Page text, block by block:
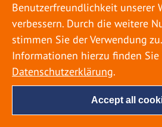
weiter weg, die Anderen
lieber in der Heimat. Wenn
Zeit wegfahren möchten, gibt
beachten, damit nicht
Überraschung auf Sie
möglichst entspannten
Accept all
Benutzerfreundlichkeit unserer
verbessern. Durch die weitere
stimmen Sie der Verwendung
Informationen hierzu finden Sie
Datenschutzerklärung.